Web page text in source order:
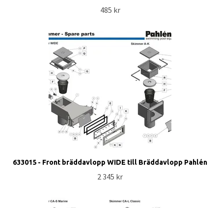
485 kr
633015 - Front bräddavlopp WIDE till Bräddavlopp Pahlén
2 345 kr